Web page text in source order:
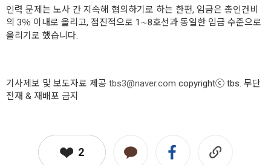
인력 문제는 노사 간 지속해 협의하기로 하는 한편, 임금은 총인건비
의 3％ 이내로 올리고, 점진적으로 1∼8호선과 동일한 임금 수준으로
올리기로 했습니다.
기사제보 및 보도자료 제공 tbs3@naver.com copyrightⓒ tbs. 무단
전재 & 재배포 금지
2